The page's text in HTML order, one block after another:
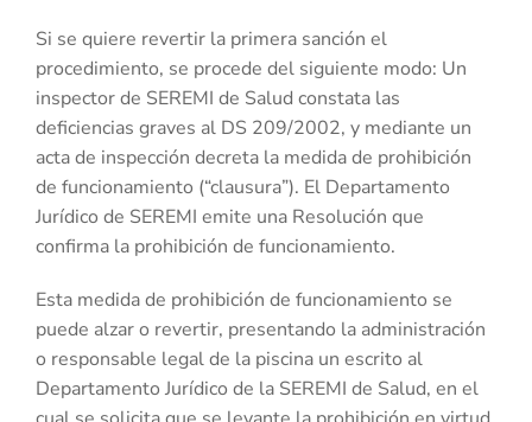
Si se quiere revertir la primera sanción el
procedimiento, se procede del siguiente modo: Un
inspector de SEREMI de Salud constata las
deficiencias graves al DS 209/2002, y mediante un
acta de inspección decreta la medida de prohibición
de funcionamiento (“clausura”). El Departamento
Jurídico de SEREMI emite una Resolución que
confirma la prohibición de funcionamiento.
Esta medida de prohibición de funcionamiento se
puede alzar o revertir, presentando la administración
o responsable legal de la piscina un escrito al
Departamento Jurídico de la SEREMI de Salud, en el